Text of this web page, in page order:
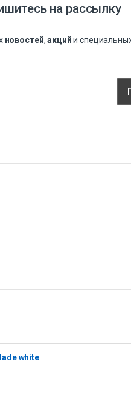
на рассылку
новостей,акцийи
white